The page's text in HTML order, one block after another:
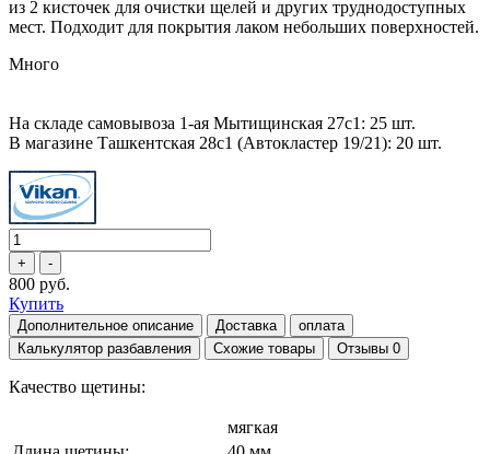
из 2 кисточек для очистки щелей и других труднодоступных
мест. Подходит для покрытия лаком небольших поверхностей.
Много
На складе самовывоза 1-ая Мытищинская 27с1: 25 шт.
В магазине Ташкентская 28с1 (Автокластер 19/21): 20 шт.
800 руб.
Купить
Дополнительное описание Доставка
оплата
Калькулятор разбавления
Схожие товары Отзывы 0
Качество щетины:
мягкая